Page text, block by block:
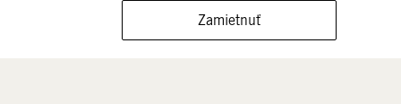
FILTROVAŤ VEĽKOSTI
Zamietnuť